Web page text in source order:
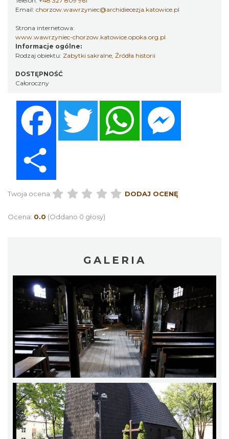
Email: chorzow.wawrzyniec@archidiecezja.katowice.pl
Strona internetowa:
www.wawrzyniec-chorzow.katowice.opoka.org.pl
Informacje ogólne:
Rodzaj obiektu: Zabytki sakralne, Źródła historii
DOSTĘPNOŚĆ
Całoroczny
Twitter WhatsApp
Twoja ocena: DODAJ OCENĘ
Ocena: 0.0 (Oddano 0 głosy)
GALERIA